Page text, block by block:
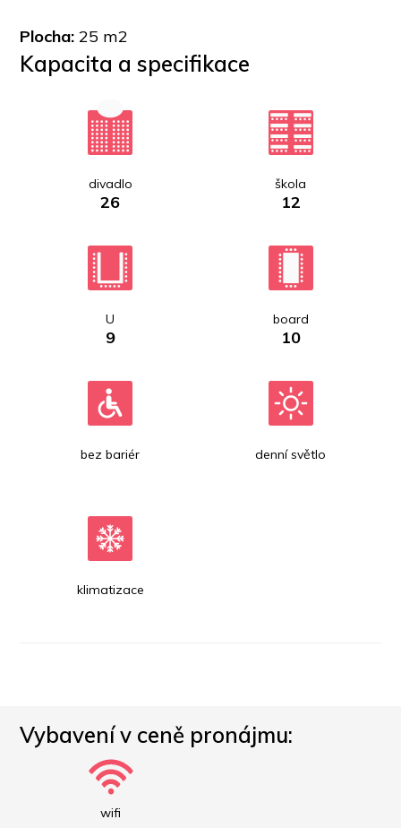
Plocha: 25 m2
Kapacita a specifikace
divadlo
26
škola
12
U
9
board
10
bez bariér denní světlo
klimatizace
Vybavení v ceně pronájmu:
wifi